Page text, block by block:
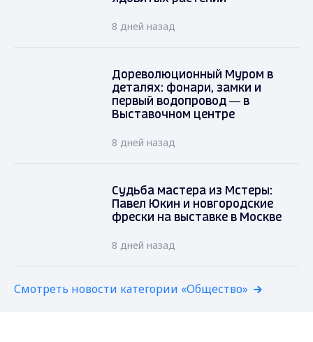
8 дней назад
Дореволюционный Муром в
деталях: фонари, замки и
первый водопровод — в
Выставочном центре
8 дней назад
Судьба мастера из Мстеры:
Павел Юкин и новгородские
фрески на выставке в Москве
8 дней назад
Смотреть новости категории «Общество»